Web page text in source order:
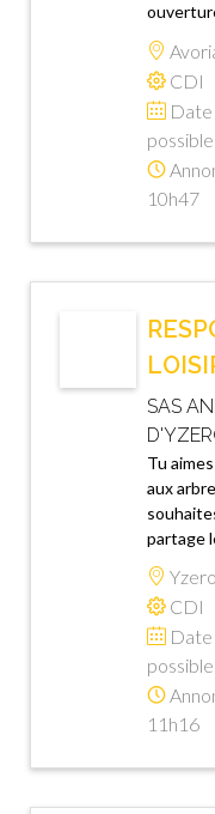
CDI
Date
possible
10h47
SAS
Tu
aux
partage
CDI
Date
possible
11h16